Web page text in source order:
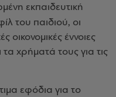
εκπαιδευτική
του παιδιού, οι
οικονομικές έννοιες
τα χρήματά τους για τις
εφόδια για το